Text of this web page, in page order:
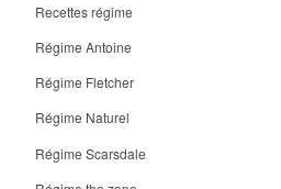
Recettes régime
Régime Antoine
Régime Fletcher
Régime Naturel
Régime Scarsdale